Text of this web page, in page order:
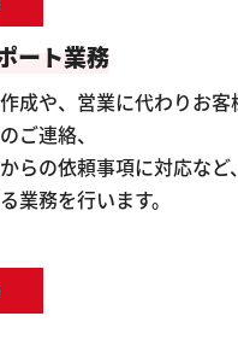
ート業務
成や、営業に代わりお客
ご連絡、
らの依頼事項に対応など
業務を行います。